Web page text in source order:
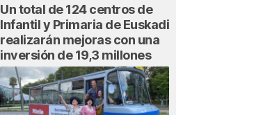
Un total de 124 centros de
Infantil y Primaria de Euskadi
realizarán mejoras con una
inversión de 19,3 millones